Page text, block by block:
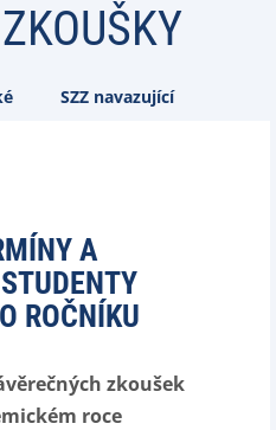
SZZ navazující
A
ROČNÍKU
zkoušek
roce